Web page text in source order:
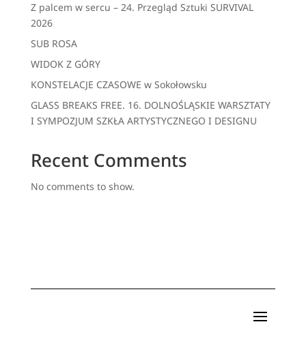
Z palcem w sercu – 24. Przegląd Sztuki SURVIVAL
2026
SUB ROSA
WIDOK Z GÓRY
KONSTELACJE CZASOWE w Sokołowsku
GLASS BREAKS FREE. 16. DOLNOŚLĄSKIE WARSZTATY
I SYMPOZJUM SZKŁA ARTYSTYCZNEGO I DESIGNU
Recent Comments
No comments to show.